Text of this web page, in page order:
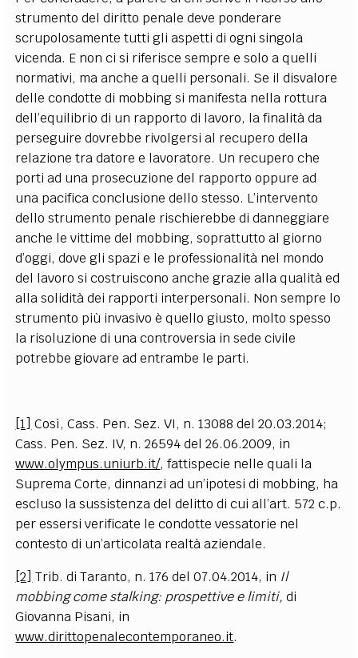
strumento del diritto penale deve ponderare
scrupolosamente tutti gli aspetti di ogni singola
vicenda. E non ci si riferisce sempre e solo a quelli
normativi, ma anche a quelli personali. Se il disvalore
delle condotte di mobbing si manifesta nella rottura
dell’equilibrio di un rapporto di lavoro, la finalità da
perseguire dovrebbe rivolgersi al recupero della
relazione tra datore e lavoratore. Un recupero che
porti ad una prosecuzione del rapporto oppure ad
una pacifica conclusione dello stesso. L’intervento
dello strumento penale rischierebbe di danneggiare
anche le vittime del mobbing, soprattutto al giorno
d’oggi, dove gli spazi e le professionalità nel mondo
del lavoro si costruiscono anche grazie alla qualità ed
alla solidità dei rapporti interpersonali. Non sempre lo
strumento più invasivo è quello giusto, molto spesso
la risoluzione di una controversia in sede civile
potrebbe giovare ad entrambe le parti.
[1] Così, Cass. Pen. Sez. VI, n. 13088 del 20.03.2014;
Cass. Pen. Sez. IV, n. 26594 del 26.06.2009, in
www.olympus.uniurb.it/, fattispecie nelle quali la
Suprema Corte, dinnanzi ad un’ipotesi di mobbing, ha
escluso la sussistenza del delitto di cui all’art. 572 c.p.
per essersi verificate le condotte vessatorie nel
contesto di un’articolata realtà aziendale.
[2] Trib. di Taranto, n. 176 del 07.04.2014, in Il
mobbing come stalking: prospettive e limiti,di
Giovanna Pisani, in
www.dirittopenalecontemporaneo.it.